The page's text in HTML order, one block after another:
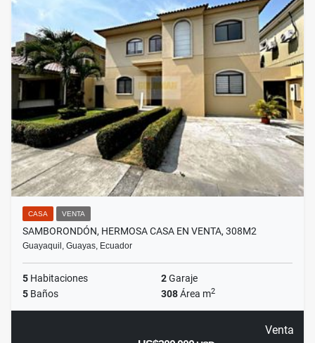
CASA VENTA
SAMBORONDÓN, HERMOSA CASA EN VENTA, 308M2
Guayaquil, Guayas, Ecuador
5 Habitaciones 2Garaje
5 Baños 308Área m2
Venta